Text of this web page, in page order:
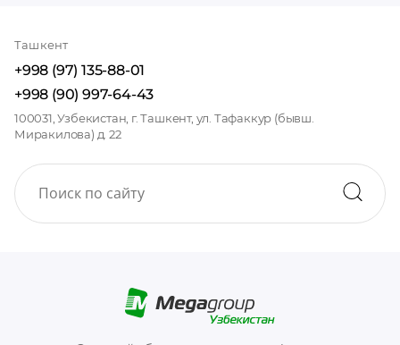
Ташкент
+998 (97) 135-88-01
+998 (90) 997-64-43
100031, Узбекистан, г. Ташкент, ул. Тафаккур (бывш.
Миракилова) д. 22